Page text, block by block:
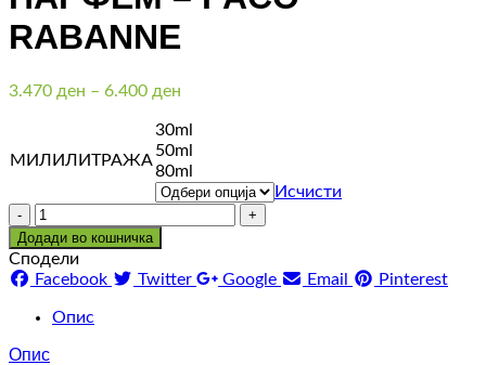
RABANNE
3.470 ден – 6.400 ден
3.470 ден
through
6.400 ден
МИЛИЛИТРАЖА
30ml
50ml
80ml
Исчисти
Количина
Додади во кошничка
Сподели
Facebook
Twitter Google Email Pinterest
Опис
Опис